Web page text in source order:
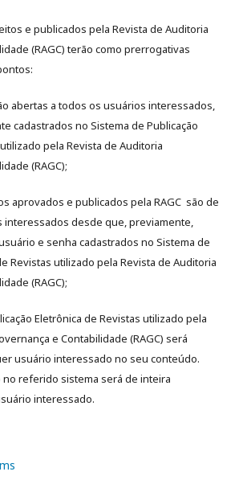
e publicados pela Revista de Auditoria
(RAGC) terão como prerrogativas
abertas a todos os usuários interessados,
cadastrados no Sistema de Publicação
pela Revista de Auditoria
(RAGC);
e publicados pela RAGC são de
interessados desde que, previamente,
e senha cadastrados no Sistema de
Revistas utilizado pela Revista de Auditoria
(RAGC);
Eletrônica de Revistas utilizado pela
e Contabilidade (RAGC) será
usuário interessado no seu conteúdo.
referido sistema será de inteira
interessado.